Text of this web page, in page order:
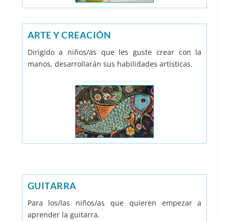
ARTE Y CREACIÓN
Dirigido a niños/as que les guste crear con la
manos, desarrollarán sus habilidades artísticas.
GUITARRA
Para los/las niños/as que quieren empezar a
aprender la guitarra.